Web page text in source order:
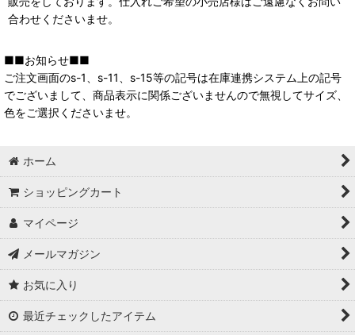
合わせくださいませ。
■■お知らせ■■
ご注文画面のs-1、s-11、s-15等の記号は在庫連携システム上の記号
でございまして、商品表示に関係ございませんので無視してサイズ、
色をご選択くださいませ。
ホーム
ショッピングカート
マイページ
メールマガジン
お気に入り
最近チェックしたアイテム